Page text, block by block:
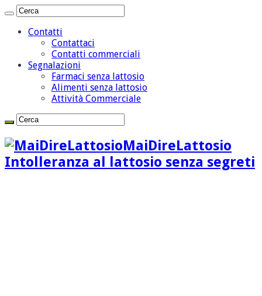
Contatti
Contattaci
Contatti commerciali
Segnalazioni
Farmaci senza lattosio
Alimenti senza lattosio
Attività Commerciale
MaiDireLattosio
Intolleranza al lattosio senza segreti